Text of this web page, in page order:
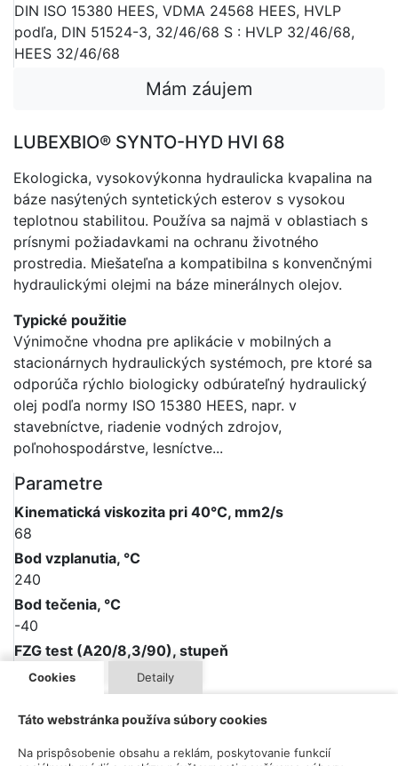
DIN ISO 15380 HEES, VDMA 24568 HEES, HVLP
podľa, DIN 51524-3, 32/46/68 S : HVLP 32/46/68,
HEES 32/46/68
Mám záujem
LUBEXBIO® SYNTO-HYD HVI 68
Ekologicka, vysokovýkonna hydraulicka kvapalina na
báze nasýtených syntetických esterov s vysokou
teplotnou stabilitou. Používa sa najmä v oblastiach s
prísnymi požiadavkami na ochranu životného
prostredia. Miešateľna a kompatibilna s konvenčnými
hydraulickými olejmi na báze minerálnych olejov.
Typické použitie
Výnimočne vhodna pre aplikácie v mobilných a
stacionárnych hydraulických systémoch, pre ktoré sa
odporúča rýchlo biologicky odbúrateľný hydraulický
olej podľa normy ISO 15380 HEES, napr. v
stavebníctve, riadenie vodných zdrojov,
poľnohospodárstve, lesníctve...
Parametre
Kinematická viskozita pri 40°C, mm2/s
68
Bod vzplanutia, °C
240
Bod tečenia, °C
-40
FZG test (A20/8,3/90), stupeň
12
Viskozitný index
140
Výkonnostné úrovne / Súhlasy / Normy
Cookies Detaily
Táto webstránka používa súbory cookies
Na prispôsobenie obsahu a reklám, poskytovanie funkcií